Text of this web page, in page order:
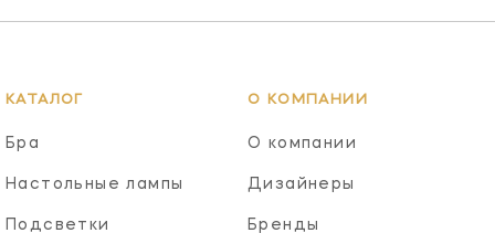
КАТАЛОГ
Бра
Настольные лампы
Подсветки
О КОМПАНИИ
О компании
Дизайнеры
Бренды